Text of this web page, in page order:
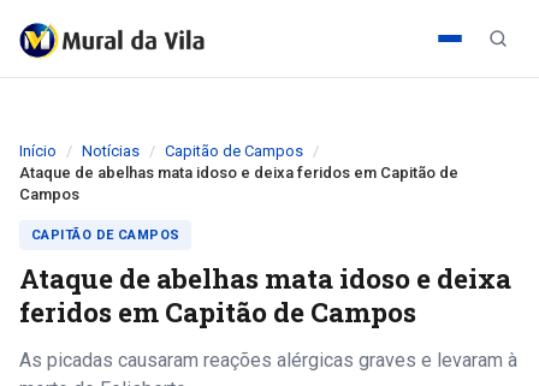
Início Notícias
Capitão de Campos
Ataque de abelhas mata idoso e deixa feridos em Capitão de
Campos
CAPITÃO DE CAMPOS
Ataque de abelhas mata idoso e deixa
feridos em Capitão de Campos
As picadas causaram reações alérgicas graves e levaram à